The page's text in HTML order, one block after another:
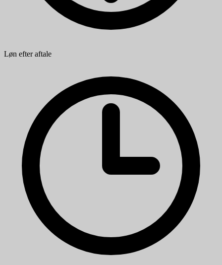
Løn efter aftale